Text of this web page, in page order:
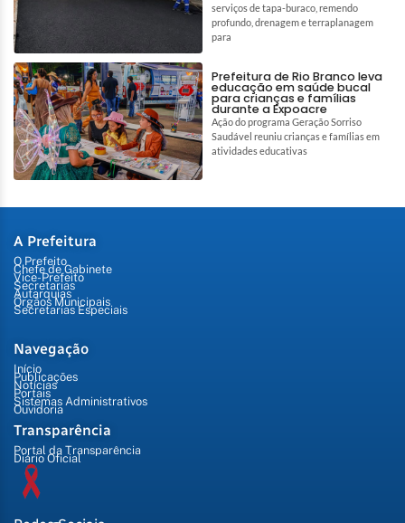
serviços de tapa-buraco, remendo
profundo, drenagem e terraplanagem
para
Prefeitura de Rio Branco leva
educação em saúde bucal
para crianças e famílias
durante a Expoacre
Ação do programa Geração Sorriso
Saudável reuniu crianças e famílias em
atividades educativas
A Prefeitura
O Prefeito
Chefe de Gabinete
Vice-Prefeito
Secretarias
Autarquias
Órgãos Municipais
Secretarias Especiais
Navegação
Início
Publicações
Notícias
Portais
Sistemas Administrativos
Ouvidoria
Transparência
Portal da Transparência
Diário Oficial